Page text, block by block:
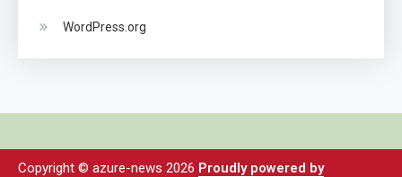
WordPress.org
Copyright © azure-news 2026 Proudly powered by